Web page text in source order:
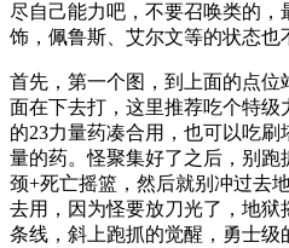
尽自己能力吧，不要召唤类的
饰，佩鲁斯、艾尔文等的状态也
首先，第一个图，到上面的点
面在下去打，这里推荐吃个特
的23力量药凑合用，也可以吃
量的药。怪聚集好了之后，别
颈+死亡摇篮，然后就别冲过去
去用，因为怪要放刀光了，地
条线，斜上跑抓的觉醒，勇士